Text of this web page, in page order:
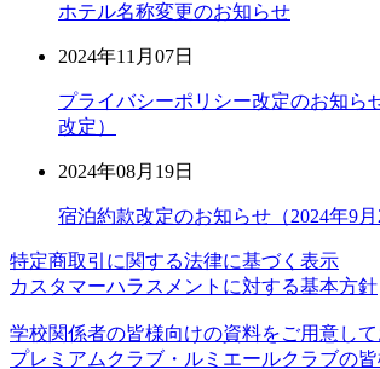
ホテル名称変更のお知らせ
2024年11月07日
プライバシーポリシー改定のお知ら
改定）
2024年08月19日
宿泊約款改定のお知らせ（2024年9月
特定商取引に関する法律に基づく表示
カスタマーハラスメントに対する基本方針
学校関係者の皆様向けの資料をご用意し
プレミアムクラブ・ルミエールクラブの